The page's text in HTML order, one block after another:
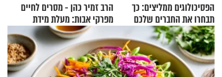
הפסיכולוגים ממליצים: כך
תבחרו את החברים שלכם
בחיים
הרב זמיר כהן - מסרים לחיים
מפרקי אבות: מעלת מידת
הסבלנות